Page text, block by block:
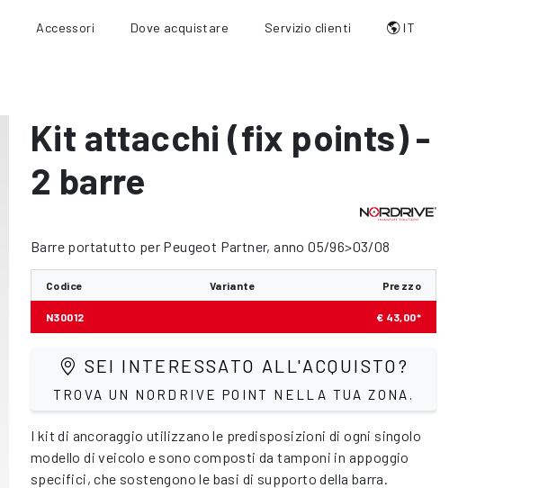
Accessori Dove acquistare Servizio clienti IT
Kit attacchi (fix points) -
2 barre
Barre portatutto per Peugeot Partner, anno 05/96>03/08
Codice Variante Prezzo
N30012 € 43,00*
SEI INTERESSATO ALL'ACQUISTO?
TROVA UN NORDRIVE POINT NELLA TUA ZONA.
I kit di ancoraggio utilizzano le predisposizioni di ogni singolo
modello di veicolo e sono composti da tamponi in appoggio
specifici, che sostengono le basi di supporto della barra.